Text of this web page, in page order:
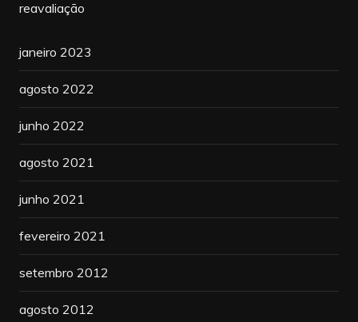
reavaliação
janeiro 2023
agosto 2022
junho 2022
agosto 2021
junho 2021
fevereiro 2021
setembro 2012
agosto 2012